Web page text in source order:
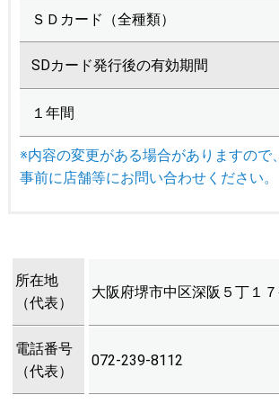
ＳＤカード（全種類）
SDカード発行後の有効期間
１年間
※内容の変更がある場合がありますので
事前に店舗等にお問い合わせください。
所在地
（代表）
大阪府堺市中区深阪５丁１
電話番号
（代表）
072-239-8112